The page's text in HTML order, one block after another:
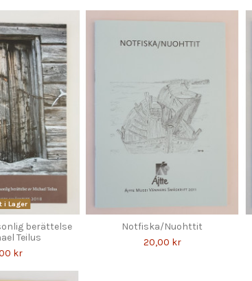
i Lager
berättelse
Teilus
kr
Notfiska/Nuohttit
20,00 kr